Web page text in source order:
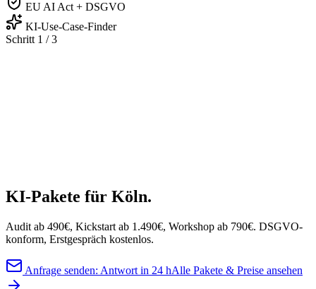
EU AI Act + DSGVO
KI-Use-Case-Finder
Schritt 1 / 3
KI-Pakete für Köln.
Audit ab 490€, Kickstart ab 1.490€, Workshop ab 790€. DSGVO-
konform, Erstgespräch kostenlos.
Anfrage senden: Antwort in 24 hAlle Pakete & Preise ansehen